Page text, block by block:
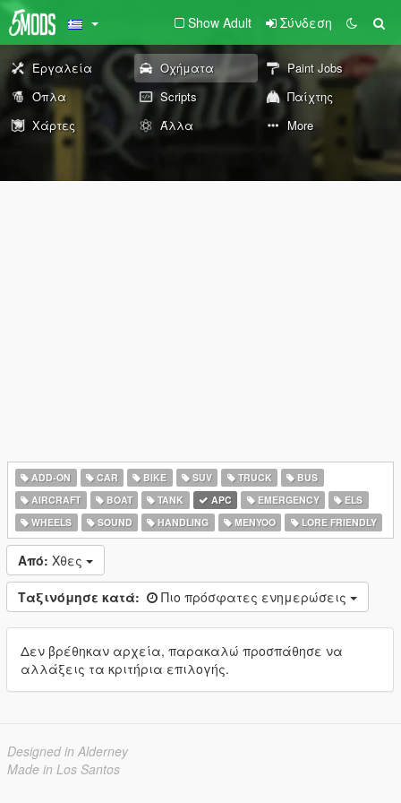
Show Adult Σύνδεση
Εργαλεία Οχήματα
Paint Jobs
Όπλα
Scripts
Παίχτης
Χάρτες
Άλλα More
ADD-ON CAR BIKE SUV TRUCK
BUS
AIRCRAFT
BOAT TANK APC EMERGENCY
ELS
WHEELS
SOUND HANDLING MENYOO LORE FRIENDLY
Από: Χθες
Ταξινόμησε κατά: Πιο πρόσφατες ενημερώσεις
Δεν βρέθηκαν αρχεία, παρακαλώ προσπάθησε να
αλλάξεις τα κριτήρια επιλογής.
Designed in Alderney
Made in Los Santos